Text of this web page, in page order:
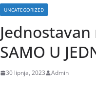
UNCATEGORIZED
Jednostavan
SAMO U
30 lipnja, 2023 Admin